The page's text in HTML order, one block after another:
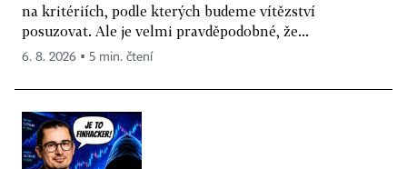
na kritériích, podle kterých budeme vítězství
posuzovat. Ale je velmi pravděpodobné, že...
6. 8. 2026 ▪ 5 min. čtení